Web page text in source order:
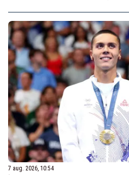
7 aug. 2026, 10:54